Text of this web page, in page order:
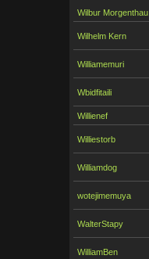
Wilbur Morgenthau
Wilhelm Kern
Williamemuri
Wbidfitaili
Willienef
Williestorb
Williamdog
wotejimemuya
WalterStapy
WilliamBen